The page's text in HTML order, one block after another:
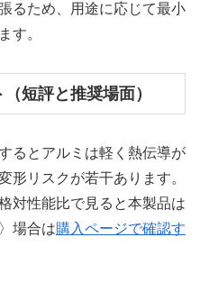
るため、用途に応じて最小
す。
短評と推奨場面）
るとアルミは軽く熱伝導が
形リスクが若干あります。
対性能比で見ると本製品は
場合は購入ページで確認す